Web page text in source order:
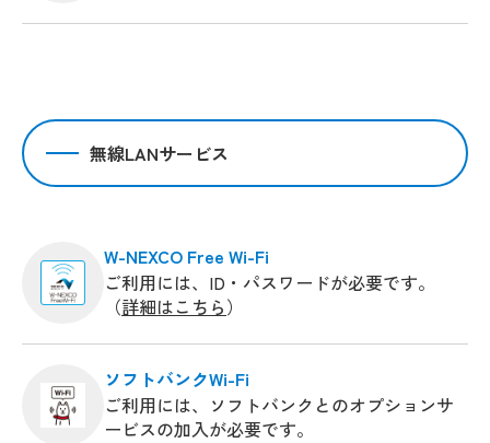
無線LANサービス
W-NEXCO Free Wi-Fi
ご利用には、ID・パスワードが必要です。
（詳細はこちら）
ソフトバンクWi-Fi
ご利用には、ソフトバンクとのオプションサ
ービスの加入が必要です。